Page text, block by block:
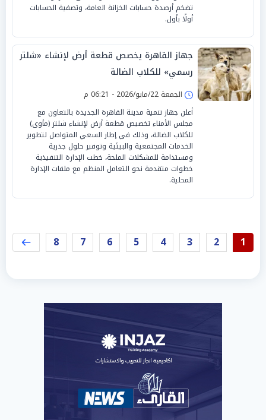
تضخم أرصدة حسابات الخزانة العامة، وتصفية الحسابات
أولًا بأول.
جهاز القاهرة يخصص قطعة أرض لإنشاء «شلتر
رسمي» للكلاب الضالة
الجمعة 22/مايو/2026 - 06:21 م
أعلن جهاز تنمية مدينة القاهرة الجديدة بالتعاون مع
مجلس الأمناء تخصيص قطعة أرض لإنشاء شلتر (مأوى)
للكلاب الضالة، وذلك في إطار السعي المتواصل لتطوير
الخدمات المجتمعية والبيئية وتوفير حلول جذرية
ومستدامة للمشكلات الملحة، خطت الإدارة التنفيذية
خطوات متقدمة نحو التعامل المنظم مع ملفات الإدارة
المحلية.
1
2
3
4
5
6
7
8